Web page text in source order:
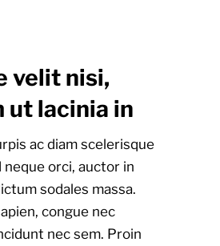
velit nisi,
ut lacinia in
ac diam scelerisque
neque orci, auctor in
sodales massa.
congue nec
nec sem. Proin